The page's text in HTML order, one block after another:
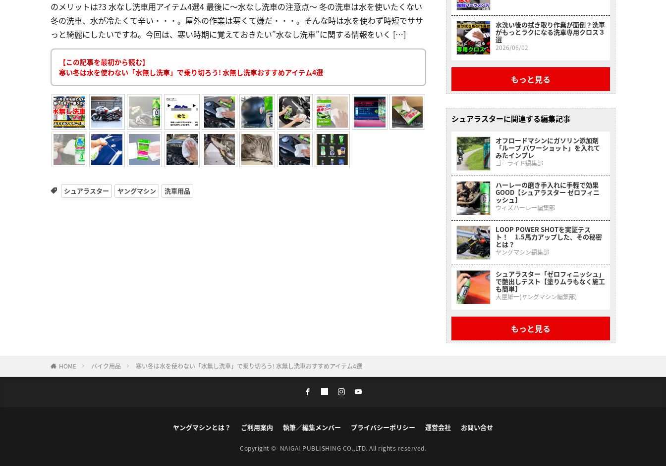
のメリットは?3 水なし洗車用アイテム4選4 最後に〜水なし洗車の注意点〜 冬の洗車は水を使いたくない
冬の洗車、水が冷たくて辛い・・・。屋外の作業は寒くて嫌だ・・・。そんな時は水を使わず時短でササ
っと綺麗にしたいですね。今回は、寒い時期に覚えておきたい”水なし洗車”に関する情報をいく […]
【この記事を最初から読む】
寒い冬は水を使わない「水無し洗車」で乗り切ろう! 水無し洗車おすすめアイテム4選
シュアラスター ヤングマシン 洗車用品
水洗い後の拭き取り作業が面倒？洗車
がもっとラクになる洗車専用クロス３
選
2026/06/02
もっと見る
シュアラスターに関連する編集記事
オフロードマシンにガソリン添加剤
「ループ パワーショット」を入れて
みたインプレ
ゴーライド編集部
ハーレーの磨き手入れに手軽で効果
GOOD【シュアラスター ゼロフィニ
ッシュ】
ウィズハーレー編集部
LOOP POWER SHOTを実証テス
ト！ 1.5馬力アップした、その秘密
とは？
ヤングマシン編集部
シュアラスター「ゼロフィニッシュ」
で艶出しテスト【塗りムラもなく施工
も簡単】
大屋雄一(ヤングマシン編集部)
もっと見る
HOME バイク用品 寒い冬は水を使わない「水無し洗車」で乗り切ろう! 水無し洗車おすすめアイテム4選
ヤングマシンとは？ ご利用案内 執筆／編集メンバー プライバシーポリシー 運営会社 お問い合せ
Copyright © NAIGAI PUBLISHING CO.,LTD. All rights reserved.